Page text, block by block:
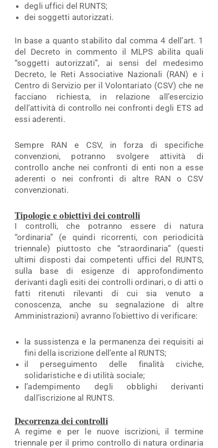
degli uffici del RUNTS;
dei soggetti autorizzati.
In base a quanto stabilito dal comma 4 dell’art. 1
del Decreto in commento il MLPS abilita quali
“soggetti autorizzati”, ai sensi del medesimo
Decreto, le Reti Associative Nazionali (RAN) e i
Centro di Servizio per il Volontariato (CSV) che ne
facciano richiesta, in relazione all’esercizio
dell’attività di controllo nei confronti degli ETS ad
essi aderenti.
Sempre RAN e CSV, in forza di specifiche
convenzioni, potranno svolgere attività di
controllo anche nei confronti di enti non a esse
aderenti o nei confronti di altre RAN o CSV
convenzionati.
Tipologie e obiettivi dei controlli
I controlli, che potranno essere di natura
“ordinaria” (e quindi ricorrenti, con periodicità
triennale) piuttosto che “straordinaria” (questi
ultimi disposti dai competenti uffici del RUNTS,
sulla base di esigenze di approfondimento
derivanti dagli esiti dei controlli ordinari, o di atti o
fatti ritenuti rilevanti di cui sia venuto a
conoscenza, anche su segnalazione di altre
Amministrazioni) avranno l’obiettivo di verificare:
la sussistenza e la permanenza dei requisiti ai
fini della iscrizione dell’ente al RUNTS;
il perseguimento delle finalità civiche,
solidaristiche e di utilità sociale;
l’adempimento degli obblighi derivanti
dall’iscrizione al RUNTS.
Decorrenza dei controlli
A regime e per le nuove iscrizioni, il termine
triennale per il primo controllo di natura ordinaria